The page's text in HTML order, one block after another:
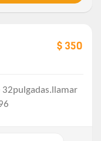
$ 350